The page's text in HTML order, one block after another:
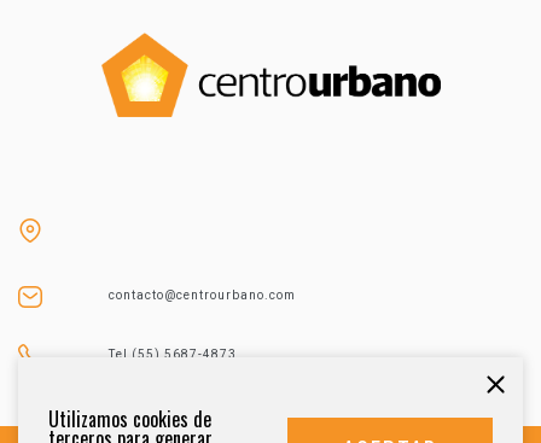
contacto@centrourbano.com
Tel (55) 5687-4873
Utilizamos cookies de